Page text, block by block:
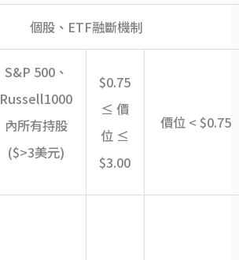
個股、ETF融斷機制
S&P 500、
Russell1000
內所有持股
($>3美元)
$0.75
≤ 價
位 ≤
$3.00
價位 < $0.75